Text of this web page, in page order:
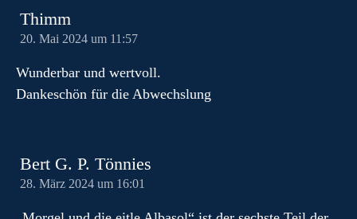
Thimm
20. Mai 2024 um 11:57
Wunderbar und wertvoll.
Dankeschön für die Abwechslung
Bert G. P. Tönnies
28. März 2024 um 16:01